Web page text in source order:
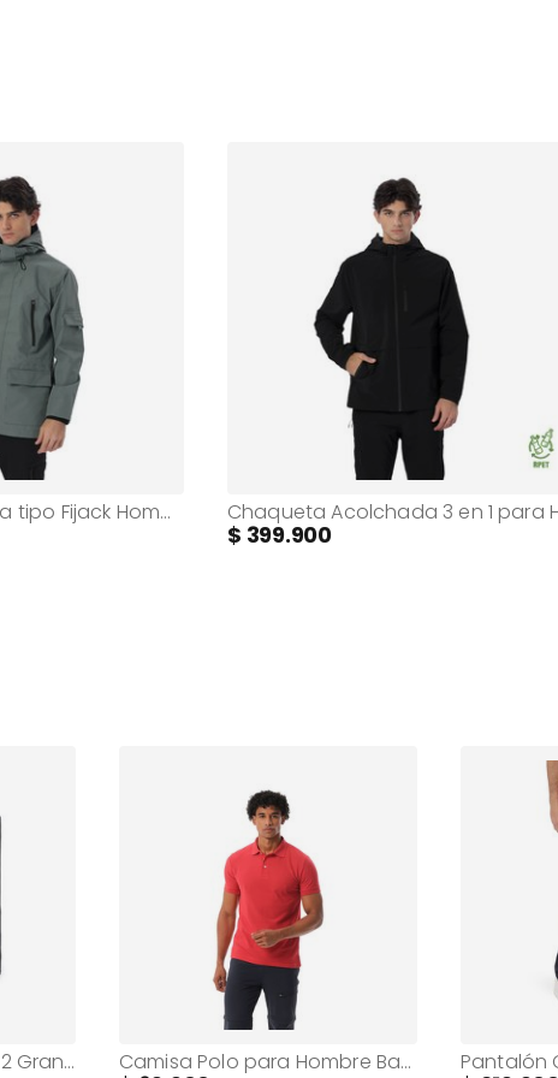
Chaqueta Térmica tipo Fijack Hombre Moonli Verde
399.900
Billetera Hombre Wood 2 Grande con RFID Blocker Negra Camisa Polo para Hombre Basic Cad Rosada